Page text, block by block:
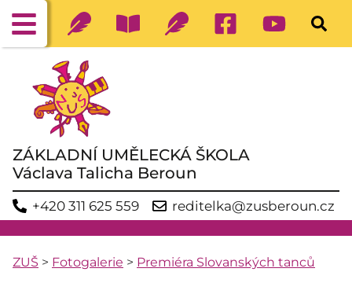
ZÁKLADNÍ UMĚLECKÁ ŠKOLA
Václava Talicha Beroun
+420 311 625 559 reditelka@zusberoun.cz
ZUŠ > Fotogalerie > Premiéra Slovanských tanců